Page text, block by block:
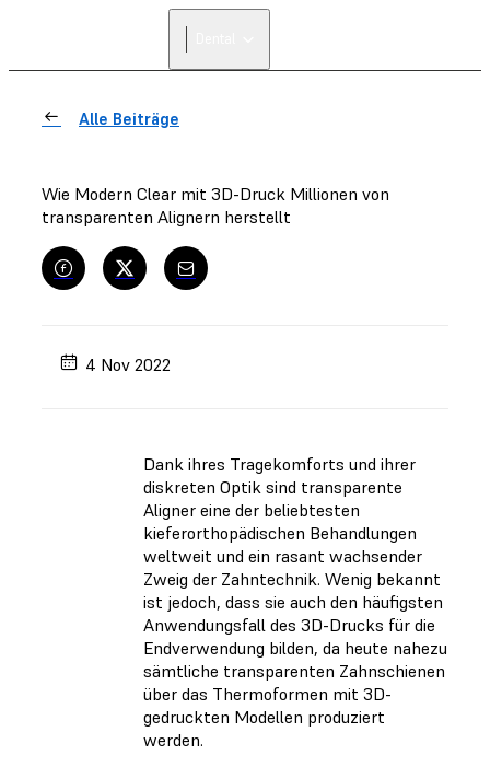
Alle Beiträge
Wie Modern Clear mit 3D-Druck Millionen von
transparenten Alignern herstellt
4 Nov 2022
Dank ihres Tragekomforts und ihrer
diskreten Optik sind transparente
Aligner eine der beliebtesten
kieferorthopädischen Behandlungen
weltweit und ein rasant wachsender
Zweig der Zahntechnik. Wenig bekannt
ist jedoch, dass sie auch den häufigsten
Anwendungsfall des 3D-Drucks für die
Endverwendung bilden, da heute nahezu
sämtliche transparenten Zahnschienen
über das Thermoformen mit 3D-
gedruckten Modellen produziert
werden.